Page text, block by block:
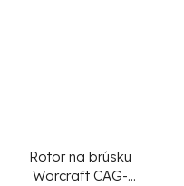
Rotor na brúsku
Worcraft CAG-